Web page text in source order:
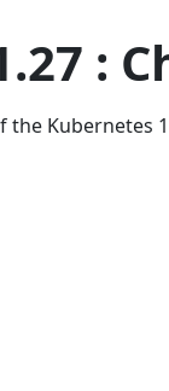
:
Kubernetes